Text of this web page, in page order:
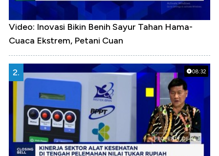
Video: Inovasi Bikin Benih Sayur Tahan Hama-
Cuaca Ekstrem, Petani Cuan
08:32
2.